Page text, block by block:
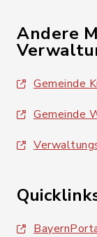
Andere
Gemeinde
Gemeinde